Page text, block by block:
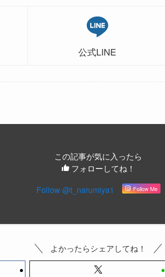
公式LINE
この記事が気に入ったら
フォローしてね！
Follow @t_narumiya1
Follow Me
よかったらシェアしてね！